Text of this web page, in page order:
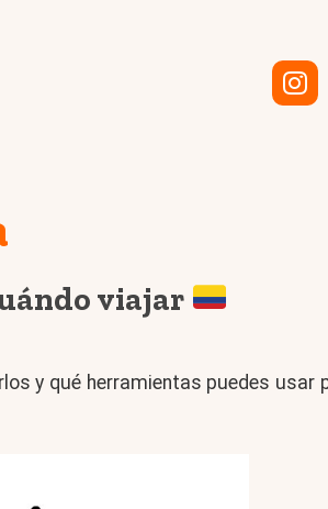
viajar
y qué herramientas puedes usar